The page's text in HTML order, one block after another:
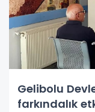
Gelibolu
farkındalık